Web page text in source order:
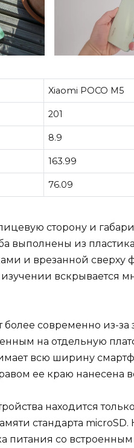
Xiaomi POCO M5
201
8.9
163.99
76.09
сторону и
выполнены из
и врезанной сверху
вскрывается
более современно из-
на отдельную
всю ширину
ее краю нанесена
находится
стандарта
питания со